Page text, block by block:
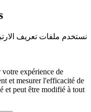
نستخدم ملفات تعريف
expérience de
et mesurer l'efficacité de
et peut être modifié à tout